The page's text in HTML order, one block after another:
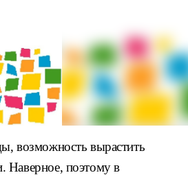
возможность вырастить
Наверное, поэтому в